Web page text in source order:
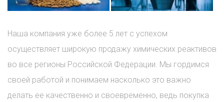
Наша компания уже более 5 лет с успехом
осуществляет широкую продажу химических реактивов
во все регионы Российской Федерации. Мы гордимся
своей работой и понимаем насколько это важно
делать ее качественно и своевременно, ведь покупка